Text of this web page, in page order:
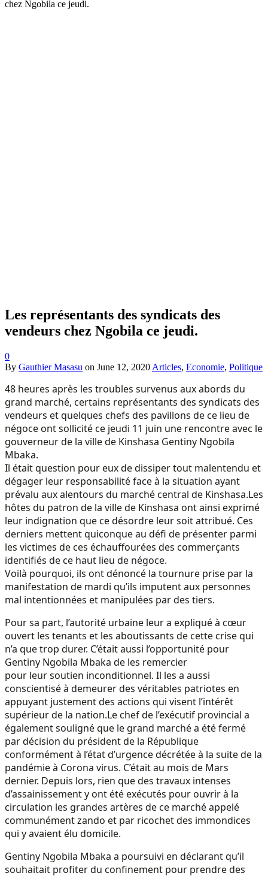
chez Ngobila ce jeudi.
Les représentants des syndicats des
vendeurs chez Ngobila ce jeudi.
0
By Gauthier Masasu on June 12, 2020 Articles, Economie, Politique
48 heures après les troubles survenus aux abords du
grand marché, certains représentants des syndicats des
vendeurs et quelques chefs des pavillons de ce lieu de
négoce ont sollicité ce jeudi 11 juin une rencontre avec le
gouverneur de la ville de Kinshasa Gentiny Ngobila
Mbaka.
Il était question pour eux de dissiper tout malentendu et
dégager leur responsabilité face à la situation ayant
prévalu aux alentours du marché central de Kinshasa.Les
hôtes du patron de la ville de Kinshasa ont ainsi exprimé
leur indignation que ce désordre leur soit attribué. Ces
derniers mettent quiconque au défi de présenter parmi
les victimes de ces échauffourées des commerçants
identifiés de ce haut lieu de négoce.
Voilà pourquoi, ils ont dénoncé la tournure prise par la
manifestation de mardi qu’ils imputent aux personnes
mal intentionnées et manipulées par des tiers.
Pour sa part, l’autorité urbaine leur a expliqué à cœur
ouvert les tenants et les aboutissants de cette crise qui
n’a que trop durer. C’était aussi l’opportunité pour
Gentiny Ngobila Mbaka de les remercier
pour leur soutien inconditionnel. Il les a aussi
conscientisé à demeurer des véritables patriotes en
appuyant justement des actions qui visent l’intérêt
supérieur de la nation.Le chef de l’exécutif provincial a
également souligné que le grand marché a été fermé
par décision du président de la République
conformément à l’état d’urgence décrétée à la suite de la
pandémie à Corona virus. C’était au mois de Mars
dernier. Depuis lors, rien que des travaux intenses
d’assainissement y ont été exécutés pour ouvrir à la
circulation les grandes artères de ce marché appelé
communément zando et par ricochet des immondices
qui y avaient élu domicile.
Gentiny Ngobila Mbaka a poursuivi en déclarant qu’il
souhaitait profiter du confinement pour prendre des